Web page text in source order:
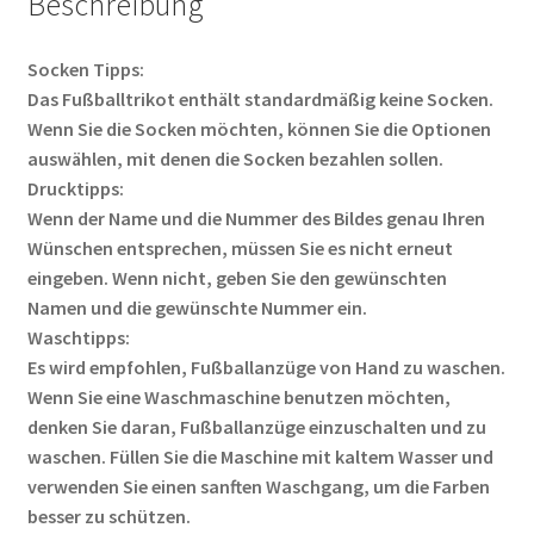
Socken Tipps:
Das Fußballtrikot enthält standardmäßig keine Socken.
Wenn Sie die Socken möchten, können Sie die Optionen
auswählen, mit denen die Socken bezahlen sollen.
Drucktipps:
Wenn der Name und die Nummer des Bildes genau Ihren
Wünschen entsprechen, müssen Sie es nicht erneut
eingeben. Wenn nicht, geben Sie den gewünschten
Namen und die gewünschte Nummer ein.
Waschtipps:
Es wird empfohlen, Fußballanzüge von Hand zu waschen.
Wenn Sie eine Waschmaschine benutzen möchten,
denken Sie daran, Fußballanzüge einzuschalten und zu
waschen. Füllen Sie die Maschine mit kaltem Wasser und
verwenden Sie einen sanften Waschgang, um die Farben
besser zu schützen.